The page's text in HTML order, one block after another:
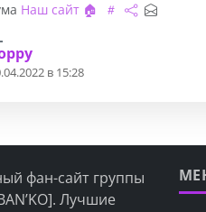
Наш сайт 🏠
в 15:28
фан-сайт группы
Лучшие